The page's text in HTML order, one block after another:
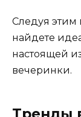
Следуя этим
найдете
настоящей
вечеринки.